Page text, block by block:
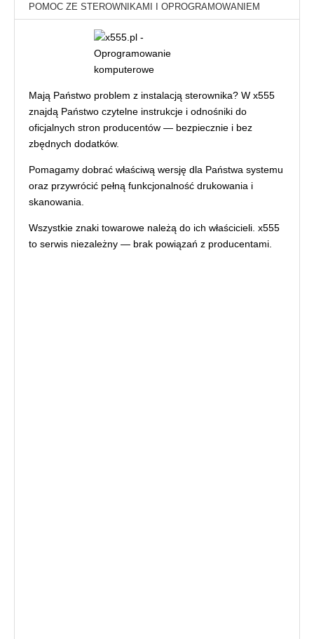
POMOC ZE STEROWNIKAMI I OPROGRAMOWANIEM
Mają Państwo problem z instalacją sterownika? W x555
znajdą Państwo czytelne instrukcje i odnośniki do
oficjalnych stron producentów — bezpiecznie i bez
zbędnych dodatków.
Pomagamy dobrać właściwą wersję dla Państwa systemu
oraz przywrócić pełną funkcjonalność drukowania i
skanowania.
Wszystkie znaki towarowe należą do ich właścicieli. x555
to serwis niezależny — brak powiązań z producentami.